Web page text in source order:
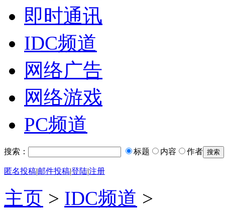
即时通讯
IDC频道
网络广告
网络游戏
PC频道
搜索： 标题 内容 作者
匿名投稿|邮件投稿|登陆|注册
主页 > IDC频道 >